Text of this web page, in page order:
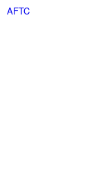
AFTC